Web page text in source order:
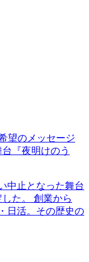
望のメッセージ
『夜明けのう
中止となった舞台
た。 創業から
日活。その歴史の